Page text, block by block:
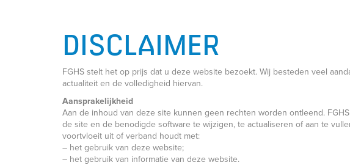
DISCLAIMER
FGHS stelt het op prijs dat u deze website bezoekt. Wij besteden veel
actualiteit en de volledigheid hiervan.
Aansprakelijkheid
Aan de inhoud van deze site kunnen geen rechten worden ontleend.
de site en de benodigde software te wijzigen, te actualiseren of aan te
voortvloeit uit of verband houdt met:
– het gebruik van deze website;
– het gebruik van informatie van deze website.